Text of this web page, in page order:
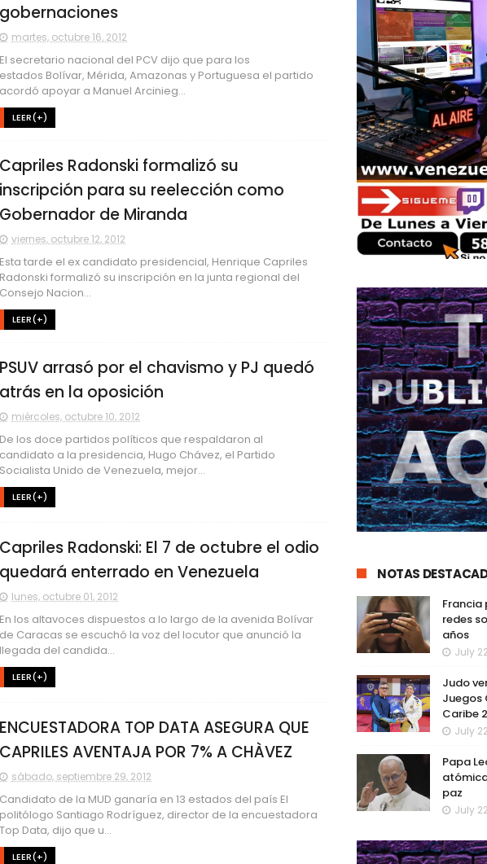
gobernaciones
martes, octubre 16, 2012
El secretario nacional del PCV dijo que para los
estados Bolívar, Mérida, Amazonas y Portuguesa el partido
acordó apoyar a Manuel Arcinieg...
LEER(+)
Capriles Radonski formalizó su
inscripción para su reelección como
Gobernador de Miranda
viernes, octubre 12, 2012
Esta tarde el ex candidato presidencial, Henrique Capriles
Radonski formalizó su inscripción en la junta regional del
Consejo Nacion...
LEER(+)
PSUV arrasó por el chavismo y PJ quedó
atrás en la oposición
miércoles, octubre 10, 2012
De los doce partidos políticos que respaldaron al
candidato a la presidencia, Hugo Chávez, el Partido
Socialista Unido de Venezuela, mejor...
LEER(+)
Capriles Radonski: El 7 de octubre el odio
quedará enterrado en Venezuela
lunes, octubre 01, 2012
En los altavoces dispuestos a lo largo de la avenida Bolívar
de Caracas se escuchó la voz del locutor que anunció la
llegada del candida...
LEER(+)
ENCUESTADORA TOP DATA ASEGURA QUE
CAPRILES AVENTAJA POR 7% A CHÀVEZ
sábado, septiembre 29, 2012
Candidato de la MUD ganaría en 13 estados del país El
politólogo Santiago Rodríguez, director de la encuestadora
Top Data, dijo que u...
LEER(+)
NOTAS
Francia
redes
años
July
Judo
Juegos
Caribe
July
Papa
paz
July